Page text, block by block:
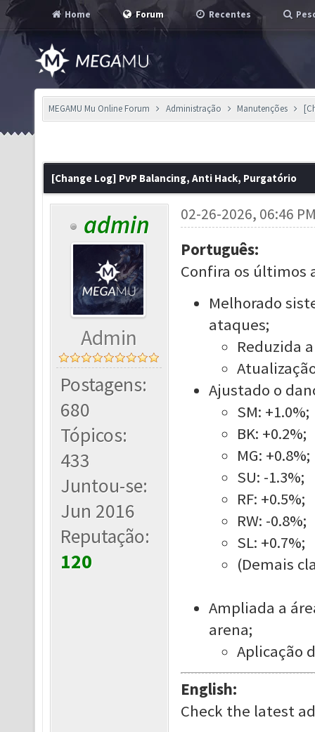
Home Forum Recentes
MEGAMU Mu Online Forum Administração Manutenções
[Change Log] PvP Balancing, Anti Hack, Purgatório
admin
Admin
Postagens:
680
Tópicos:
433
Juntou-se:
Jun 2016
Reputação:
120
02-26-2026, 06:46
Português:
Confira os últimos
Melhorado
ataques;
Reduzida
Ajustado o
SM: +1.0%;
BK: +0.2%;
MG: +0.8%;
SU: -1.3%;
RF: +0.5%;
RW: -0.8%;
SL: +0.7%;
(Demais
Ampliada a
arena;
Aplicação
English:
Check the latest